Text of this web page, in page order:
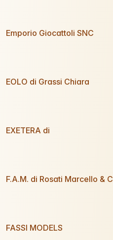
Emporio Giocattoli SNC
EOLO di Grassi Chiara
EXETERA di
F.A.M. di Rosati Marcello & C
FASSI MODELS